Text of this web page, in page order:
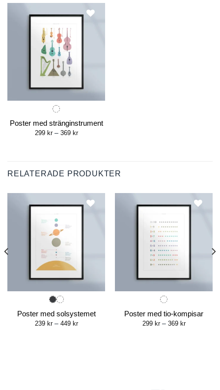
Poster med stränginstrument
299 kr – 369 krPrice
RELATERADE PRODUKTER
Poster med solsystemet
239 kr – 449 krPrice
Poster med tio-kompisar
299 kr – 369 krPrice